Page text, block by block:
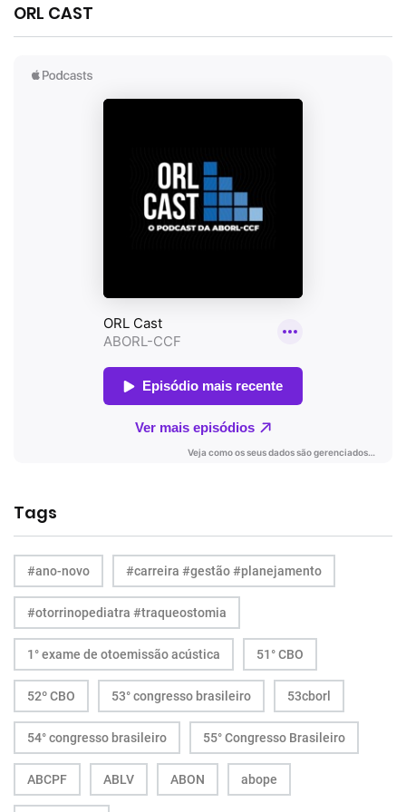
ORL CAST
Tags
#ano-novo #carreira #gestão #planejamento
#otorrinopediatra #traqueostomia
1° exame de otoemissão acústica 51° CBO
52º CBO 53° congresso brasileiro 53cborl
54° congresso brasileiro 55° Congresso Brasileiro
ABCPF ABLV ABON abope